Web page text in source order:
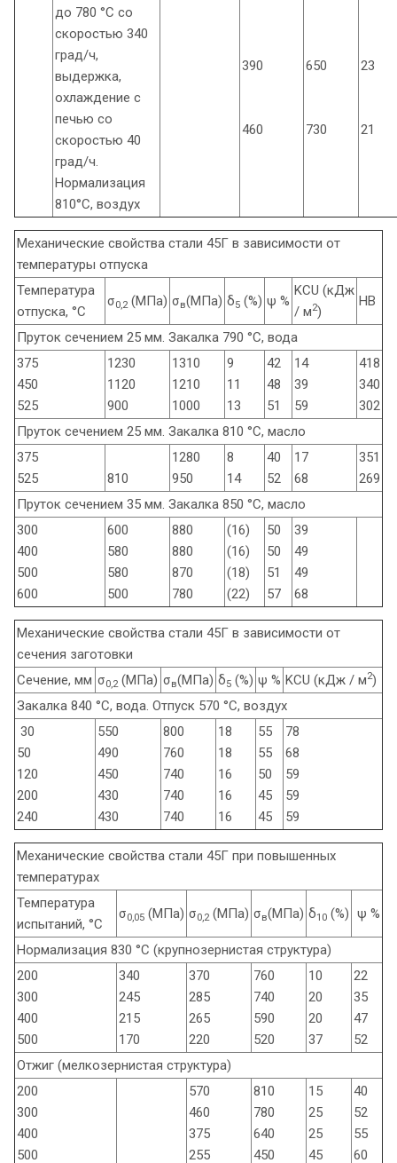
до 780 °С со
скоростью 340
град/ч,
выдержка,
охлаждение с
печью со
скоростью 40
град/ч.
Нормализация
810°С, воздух
390
460
650
730
23
21
Механические свойства стали 45Г в зависимости от
температуры отпуска
Температура
отпуска, °С
σ0,2 (МПа) σв(МПа) δ5 (%) ψ %
KCU (кДж
/ м2)
HB
Пруток сечением 25 мм. Закалка 790 °С, вода
375
450
525
1230
1120
900
1310
1210
1000
9
11
13
42
48
51
14
39
59
418
340
302
Пруток сечением 25 мм. Закалка 810 °С, масло
375
525
810
1280
950
8
14
40
52
17
68
351
269
Пруток сечением 35 мм. Закалка 850 °С, масло
300
400
500
600
600
580
580
500
880
880
870
780
(16)
(16)
(18)
(22)
50
50
51
57
39
49
49
68
Механические свойства стали 45Г в зависимости от
сечения заготовки
Сечение, мм σ0,2 (МПа) σв(МПа) δ5 (%) ψ % KCU (кДж / м2)
Закалка 840 °С, вода. Отпуск 570 °С, воздух
30
50
120
200
240
550
490
450
430
430
800
760
740
740
740
18
18
16
16
16
55
55
50
45
45
78
68
59
59
59
Механические свойства стали 45Г при повышенных
температурах
Температура
испытаний, °С
σ0,05 (МПа) σ0,2 (МПа) σв(МПа) δ10 (%) ψ %
Нормализация 830 °С (крупнозернистая структура)
200
300
400
500
340
245
215
170
370
285
265
220
760
740
590
520
10
20
20
37
22
35
47
52
Отжиг (мелкозернистая структура)
200
300
400
500
570
460
375
255
810
780
640
450
15
25
25
45
40
52
55
60